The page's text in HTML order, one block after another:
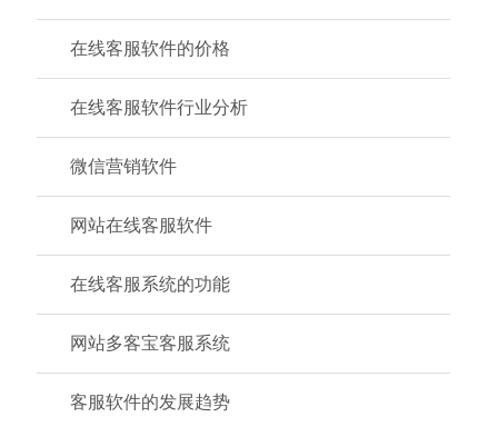
在线客服软件的价格
在线客服软件行业分析
微信营销软件
网站在线客服软件
在线客服系统的功能
网站多客宝客服系统
客服软件的发展趋势